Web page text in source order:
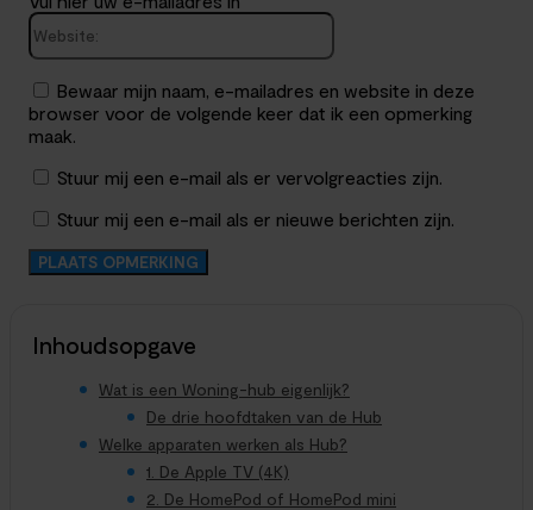
Website:
Bewaar mijn naam, e-mailadres en website in deze
browser voor de volgende keer dat ik een opmerking
maak.
Stuur mij een e-mail als er vervolgreacties zijn.
Stuur mij een e-mail als er nieuwe berichten zijn.
Inhoudsopgave
Wat is een Woning-hub eigenlijk?
De drie hoofdtaken van de Hub
Welke apparaten werken als Hub?
1. De Apple TV (4K)
2. De HomePod of HomePod mini